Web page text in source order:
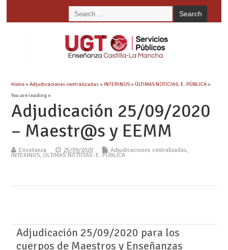
Home»Adjudicaciones centralizadas»INTERINOS»ÚLTIMAS NOTICIAS: E. PÚBLICA»
You are reading »
Adjudicación 25/09/2020
– Maestr@s y EEMM
Enseñanza 25/09/2020 Adjudicaciones centralizadas,
INTERINOS, ÚLTIMAS NOTICIAS: E. PÚBLICA
Adjudicación 25/09/2020 para los
cuerpos de Maestros y Enseñanzas